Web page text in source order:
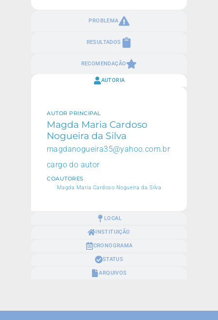
PROBLEMA
RESULTADOS
RECOMENDAÇÃO
AUTORIA
LOCAL
INSTITUIÇÃO
CRONOGRAMA
STATUS
ARQUIVOS
AUTOR PRINCIPAL
Magda Maria Cardoso
Nogueira da Silva
magdanogueira35@yahoo.com.br
cargo do autor
COAUTORES
Magda Maria Cardoso Nogueira da Silva